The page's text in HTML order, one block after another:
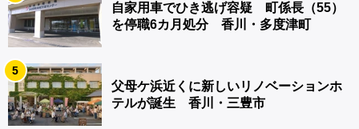
自家用車でひき逃げ容疑 町係長（55）
を停職6カ月処分 香川・多度津町
5
父母ケ浜近くに新しいリノベーションホ
テルが誕生 香川・三豊市